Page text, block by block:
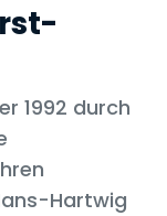
1992 durch
Hartwig